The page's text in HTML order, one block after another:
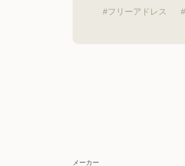
フリーアドレス
メーカー